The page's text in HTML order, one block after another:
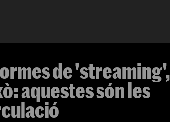
de 'streaming',
aquestes són les